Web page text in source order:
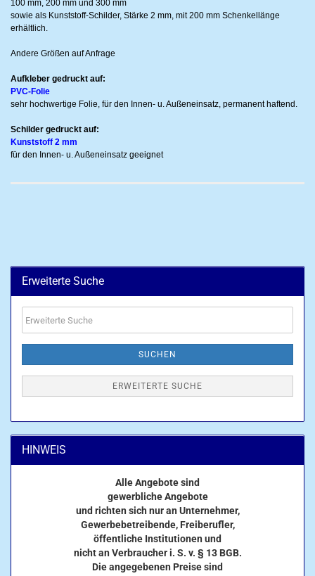
100 mm, 200 mm und 300 mm
sowie als Kunststoff-Schilder, Stärke 2 mm, mit 200 mm Schenkellänge
erhältlich.
Andere Größen auf Anfrage
Aufkleber gedruckt auf:
PVC-Folie
sehr hochwertige Folie, für den Innen- u. Außeneinsatz, permanent haftend.
Schilder gedruckt auf:
Kunststoff 2 mm
für den Innen- u. Außeneinsatz geeignet
Erweiterte Suche
Suche
SUCHEN
ERWEITERTE SUCHE
HINWEIS
Alle Angebote sind
gewerbliche Angebote
und richten sich nur an Unternehmer,
Gewerbebetreibende, Freiberufler,
öffentliche Institutionen und
nicht an Verbraucher i. S. v. § 13 BGB.
Die angegebenen Preise sind